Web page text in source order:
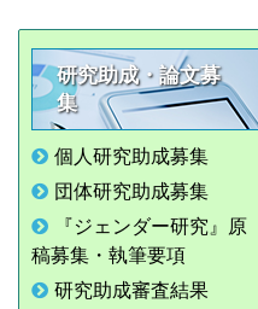
研究助成・論文募
集
個人研究助成募集
団体研究助成募集
『ジェンダー研究』原
稿募集・執筆要項
研究助成審査結果